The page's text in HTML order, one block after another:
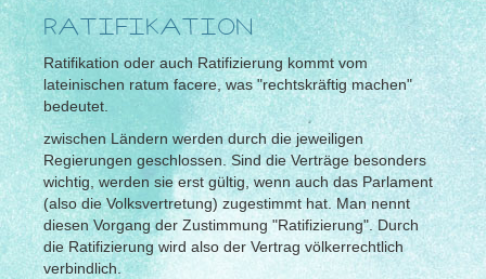
RATIFIKATION
Ratifikation oder auch Ratifizierung kommt vom
lateinischen ratum facere, was "rechtskräftig machen"
bedeutet.
zwischen Ländern werden durch die jeweiligen
Regierungen geschlossen. Sind die Verträge besonders
wichtig, werden sie erst gültig, wenn auch das Parlament
(also die Volksvertretung) zugestimmt hat. Man nennt
diesen Vorgang der Zustimmung "Ratifizierung". Durch
die Ratifizierung wird also der Vertrag völkerrechtlich
verbindlich.